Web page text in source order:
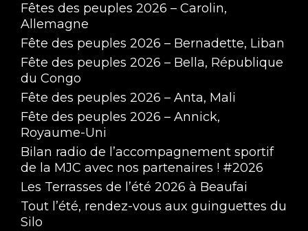
Fêtes des peuples 2026 – Carolin,
Allemagne
Fête des peuples 2026 – Bernadette, Liban
Fête des peuples 2026 – Bella, République
du Congo
Fête des peuples 2026 – Anta, Mali
Fête des peuples 2026 – Annick,
Royaume-Uni
Bilan radio de l’accompagnement sportif
de la MJC avec nos partenaires ! #2026
Les Terrasses de l’été 2026 à Beaufai
Tout l’été, rendez-vous aux guinguettes du
Silo